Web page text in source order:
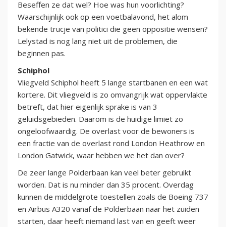
Beseffen ze dat wel? Hoe was hun voorlichting?
Waarschijnlijk ook op een voetbalavond, het alom
bekende trucje van politici die geen oppositie wensen?
Lelystad is nog lang niet uit de problemen, die
beginnen pas.
Schiphol
Vliegveld Schiphol heeft 5 lange startbanen en een wat
kortere. Dit vliegveld is zo omvangrijk wat oppervlakte
betreft, dat hier eigenlijk sprake is van 3
geluidsgebieden. Daarom is de huidige limiet zo
ongeloofwaardig. De overlast voor de bewoners is
een fractie van de overlast rond London Heathrow en
London Gatwick, waar hebben we het dan over?
De zeer lange Polderbaan kan veel beter gebruikt
worden. Dat is nu minder dan 35 procent. Overdag
kunnen de middelgrote toestellen zoals de Boeing 737
en Airbus A320 vanaf de Polderbaan naar het zuiden
starten, daar heeft niemand last van en geeft weer